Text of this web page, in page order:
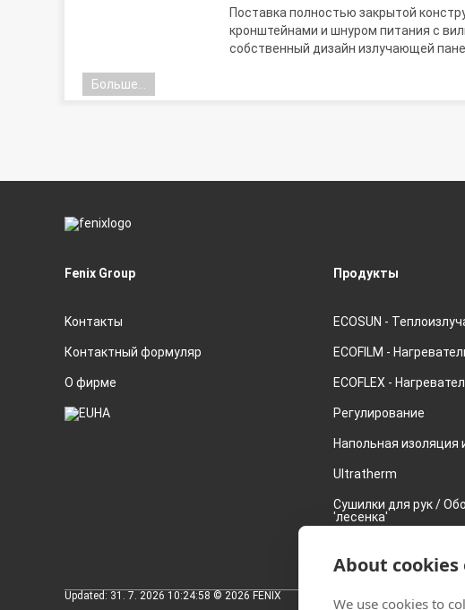
Поставка полностью закрытой
кронштейнами и шнуром питания с
собственный дизайн излучающей
Больше...
Fenix Group
Kонтакты
Контактный формуляр
О фирме
Продукты
ECOSUN -
ECOFILM -
ECOFLEX -
Регулирование
Напольная изоляция
Ultratherm
Cушилки для рук /
'лесенка'
Updated: 31. 7. 2026 10:24:58 © 2026 FENIX
About
We use cookies to